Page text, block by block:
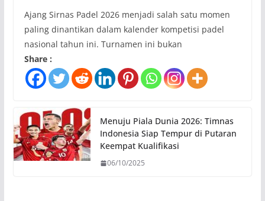
Ajang Sirnas Padel 2026 menjadi salah satu momen
paling dinantikan dalam kalender kompetisi padel
nasional tahun ini. Turnamen ini bukan
Share :
Menuju Piala Dunia 2026: Timnas
Indonesia Siap Tempur di Putaran
Keempat Kualifikasi
06/10/2025